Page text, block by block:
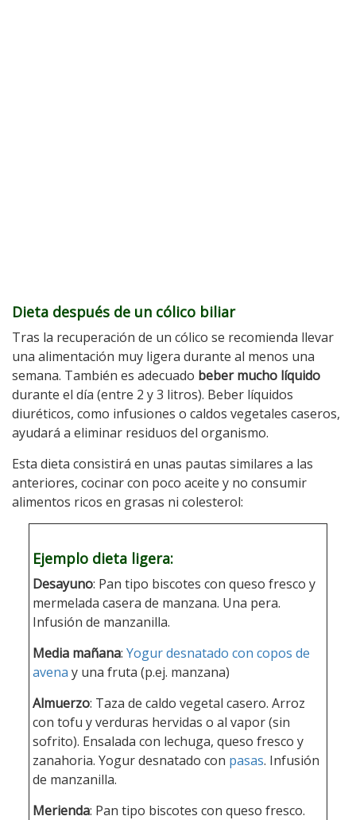
Dieta después de un cólico biliar
Tras la recuperación de un cólico se recomienda llevar
una alimentación muy ligera durante al menos una
semana. También es adecuado beber mucho líquido
durante el día (entre 2 y 3 litros). Beber líquidos
diuréticos, como infusiones o caldos vegetales caseros,
ayudará a eliminar residuos del organismo.
Esta dieta consistirá en unas pautas similares a las
anteriores, cocinar con poco aceite y no consumir
alimentos ricos en grasas ni colesterol:
Ejemplo dieta ligera:
Desayuno: Pan tipo biscotes con queso fresco y
mermelada casera de manzana. Una pera.
Infusión de manzanilla.
Media mañana: Yogur desnatado con copos de
avena y una fruta (p.ej. manzana)
Almuerzo: Taza de caldo vegetal casero. Arroz
con tofu y verduras hervidas o al vapor (sin
sofrito). Ensalada con lechuga, queso fresco y
zanahoria. Yogur desnatado con pasas. Infusión
de manzanilla.
Merienda: Pan tipo biscotes con queso fresco.